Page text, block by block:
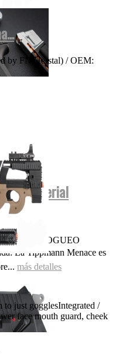
.50 (Material
FOGUEO
La Tippmann Menace es
más detalles
by FN Herstal) / OEM:
just gogglesIntegrated /
face mouth guard, cheek